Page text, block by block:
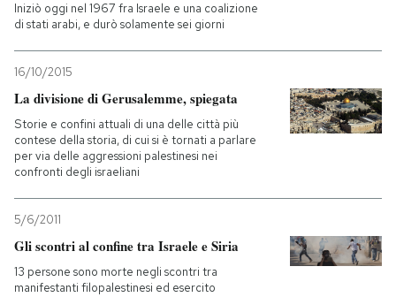
I MIEI PREFERITI
SHOP
CALENDARIO
AREA PERSONALE
Iniziò oggi nel 1967 fra Israele e una coalizione
di stati arabi, e durò solamente sei giorni
16/10/2015
La divisione di Gerusalemme, spiegata
Storie e confini attuali di una delle città più
contese della storia, di cui si è tornati a parlare
per via delle aggressioni palestinesi nei
confronti degli israeliani
5/6/2011
Gli scontri al confine tra Israele e Siria
13 persone sono morte negli scontri tra
manifestanti filopalestinesi ed esercito